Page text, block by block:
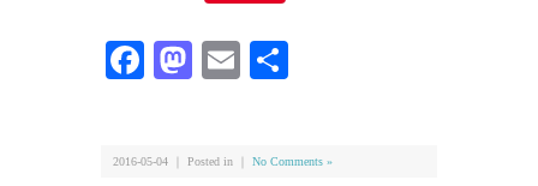
Facebook
Mastodon
Email
2016-05-04 ｜ Posted in ｜ No Comments »